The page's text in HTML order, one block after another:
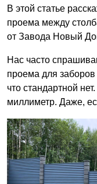
В этой статье
проема между
от Завода Новый
Нас часто
проема для
что стандартной
миллиметр. Даже,